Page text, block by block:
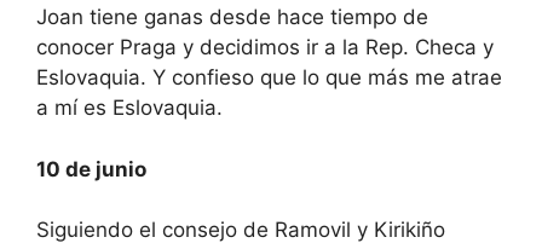
Joan tiene ganas desde hace tiempo de
conocer Praga y decidimos ir a la Rep. Checa y
Eslovaquia. Y confieso que lo que más me atrae
a mí es Eslovaquia.
10 de junio
Siguiendo el consejo de Ramovil y Kirikiño